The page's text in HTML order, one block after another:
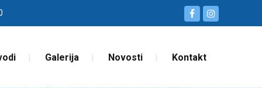
Galerija Novosti Kontakt